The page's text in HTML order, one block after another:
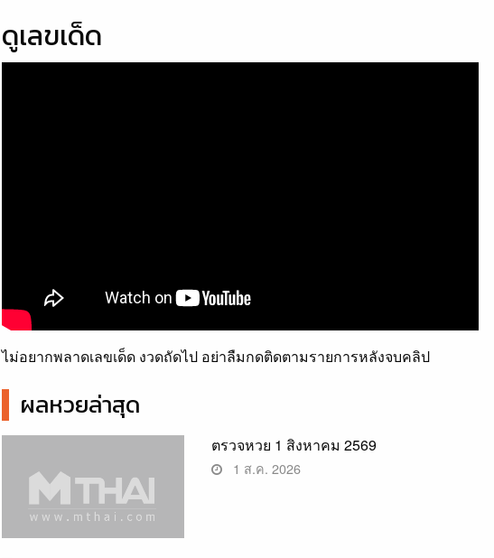
ดูเลขเด็ด
ไม่อยากพลาดเลขเด็ด งวดถัดไป อย่าลืมกดติดตามรายการหลังจบคลิป
ผลหวยล่าสุด
ตรวจหวย 1 สิงหาคม 2569
1 ส.ค. 2026